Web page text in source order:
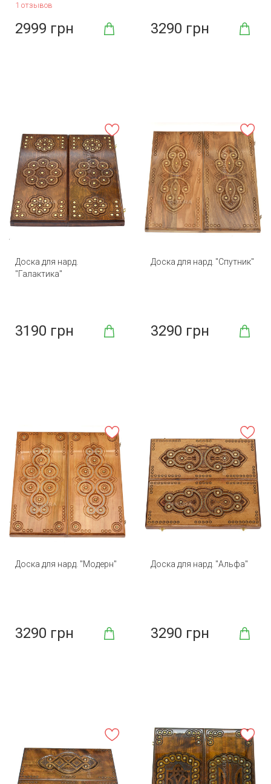
1 отзывов
2999 грн 3290 грн
Доска для нард.
"Галактика"
3190 грн
Доска для нард. "Спутник"
3290 грн
Доска для нард. "Модерн"
3290 грн
Доска для нард. "Альфа"
3290 грн